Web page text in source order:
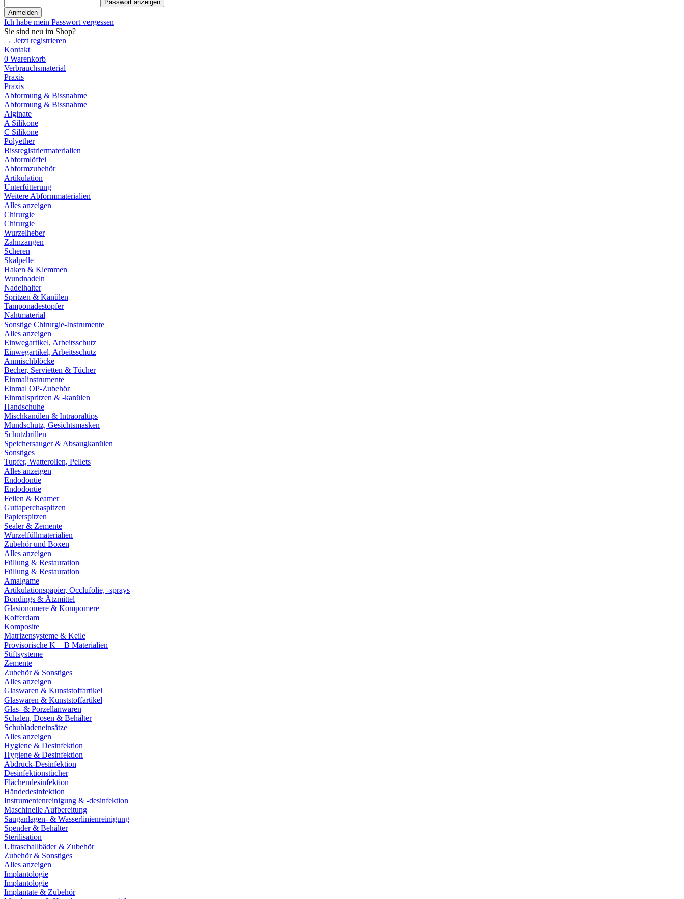
Passwort anzeigen
Anmelden
Ich habe mein Passwort vergessen
Sie sind neu im Shop?
→ Jetzt registrieren
Kontakt
0 Warenkorb
Verbrauchsmaterial
Praxis
Praxis
Abformung & Bissnahme
Abformung & Bissnahme
Alginate
A Silikone
C Silikone
Polyether
Bissregistriermaterialien
Abformlöffel
Abformzubehör
Artikulation
Unterfütterung
Weitere Abformmaterialien
Alles anzeigen
Chirurgie
Chirurgie
Wurzelheber
Zahnzangen
Scheren
Skalpelle
Haken & Klemmen
Wundnadeln
Nadelhalter
Spritzen & Kanülen
Tamponadestopfer
Nahtmaterial
Sonstige Chirurgie-Instrumente
Alles anzeigen
Einwegartikel, Arbeitsschutz
Einwegartikel, Arbeitsschutz
Anmischblöcke
Becher, Servietten & Tücher
Einmalinstrumente
Einmal OP-Zubehör
Einmalspritzen & -kanülen
Handschuhe
Mischkanülen & Intraoraltips
Mundschutz, Gesichtsmasken
Schutzbrillen
Speichersauger & Absaugkanülen
Sonstiges
Tupfer, Watterollen, Pellets
Alles anzeigen
Endodontie
Endodontie
Feilen & Reamer
Guttaperchaspitzen
Papierspitzen
Sealer & Zemente
Wurzelfüllmaterialien
Zubehör und Boxen
Alles anzeigen
Füllung & Restauration
Füllung & Restauration
Amalgame
Artikulationspapier, Occlufolie, -sprays
Bondings & Ätzmittel
Glasionomere & Kompomere
Kofferdam
Komposite
Matrizensysteme & Keile
Provisorische K + B Materialien
Stiftsysteme
Zemente
Zubehör & Sonstiges
Alles anzeigen
Glaswaren & Kunststoffartikel
Glaswaren & Kunststoffartikel
Glas- & Porzellanwaren
Schalen, Dosen & Behälter
Schubladeneinsätze
Alles anzeigen
Hygiene & Desinfektion
Hygiene & Desinfektion
Abdruck-Desinfektion
Desinfektionstücher
Flächendesinfektion
Händedesinfektion
Instrumentenreinigung & -desinfektion
Maschinelle Aufbereitung
Sauganlagen- & Wasserlinienreinigung
Spender & Behälter
Sterilisation
Ultraschallbäder & Zubehör
Zubehör & Sonstiges
Alles anzeigen
Implantologie
Implantologie
Implantate & Zubehör